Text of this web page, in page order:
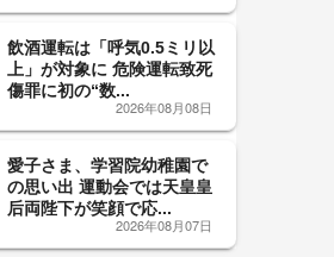
飲酒運転は「呼気0.5ミリ以
上」が対象に 危険運転致死
傷罪に初の“数...
2026年08月08日
愛子さま、学習院幼稚園で
の思い出 運動会では天皇皇
后両陛下が笑顔で応...
2026年08月07日